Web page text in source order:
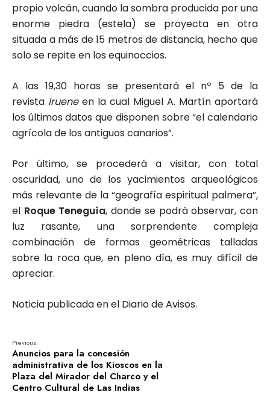
propio volcán, cuando la sombra producida por una
enorme piedra (estela) se proyecta en otra
situada a más de 15 metros de distancia, hecho que
solo se repite en los equinoccios.
A las 19,30 horas se presentará el nº 5 de la
revista Irueneen la cual Miguel A. Martín aportará
los últimos datos que disponen sobre “el calendario
agrícola de los antiguos canarios”.
Por último, se procederá a visitar, con total
oscuridad, uno de los yacimientos arqueológicos
más relevante de la “geografía espiritual palmera”,
el Roque Teneguía, donde se podrá observar, con
luz rasante, una sorprendente compleja
combinación de formas geométricas talladas
sobre la roca que, en pleno día, es muy difícil de
apreciar.
Noticia publicada en el Diario de Avisos.
Previous:
Anuncios para la concesión
administrativa de los Kioscos en la
Plaza del Mirador del Charco y el
Centro Cultural de Las Indias